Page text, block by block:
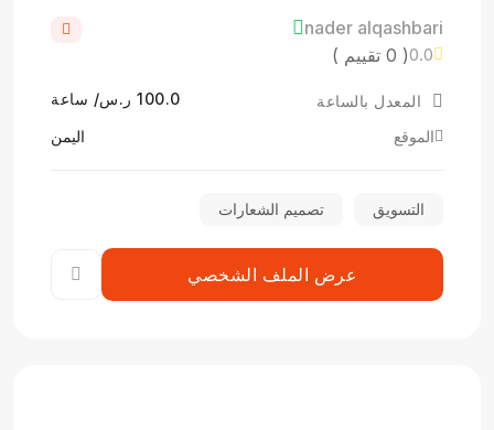
nader alqashbari
0.0( 0 تقييم )
المعدل بالساعة
100.0 ر.س/ ساعة
الموقع
اليمن
التسويق تصميم الشعارات
عرض الملف الشخصي